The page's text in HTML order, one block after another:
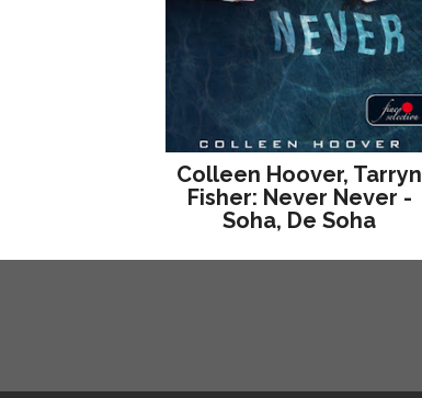
Colleen Hoover, Tarryn
Fisher: Never Never -
Soha, De Soha